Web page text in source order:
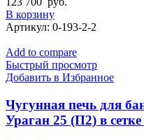
В корзину
Артикул: 0-193-2-2
Add to compare
Быстрый просмотр
Добавить в Избранное
Чугунная печь для
Ураган 25 (П2) в